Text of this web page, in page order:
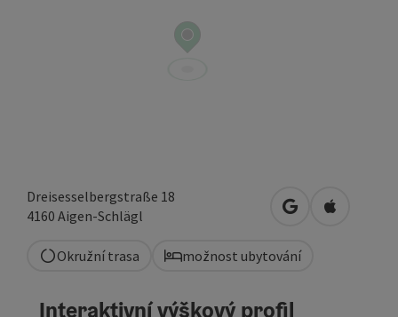
Dreisesselbergstraße 18
4160 Aigen-Schlägl Otevřít vOtevřít v
Okružní trasa možnost ubytování
Interaktivní výškový profil